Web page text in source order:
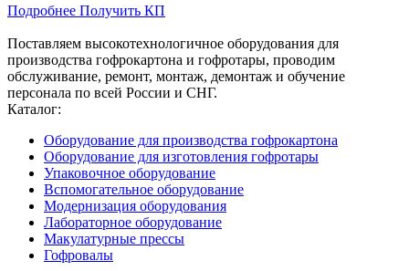
Подробнее Получить КП
Поставляем высокотехнологичное оборудования для
производства гофрокартона и гофротары, проводим
обслуживание, ремонт, монтаж, демонтаж и обучение
персонала по всей России и СНГ.
Каталог:
Оборудование для производства гофрокартона
Оборудование для изготовления гофротары
Упаковочное оборудование
Вспомогательное оборудование
Модернизация оборудования
Лабораторное оборудование
Макулатурные прессы
Гофровалы